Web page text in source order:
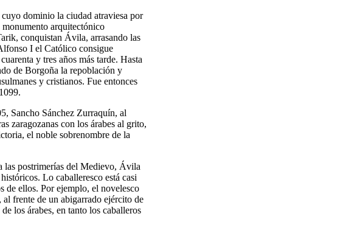
dominio la ciudad atraviesa por
arquitectónico
conquistan Ávila, arrasando las
I el Católico consigue
y tres años más tarde. Hasta
de Borgoña la repoblación y
y cristianos. Fue entonces
Sancho Sánchez Zurraquín, al
zaragozanas con los árabes al grito,
el noble sobrenombre de la
las postrimerías del Medievo, Ávila
Lo caballeresco está casi
de ellos. Por ejemplo, el novelesco
frente de un abigarrado ejército de
los árabes, en tanto los caballeros